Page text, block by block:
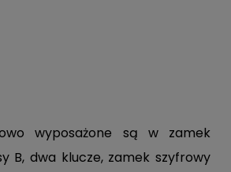
wyposażone są w zamek
B, dwa klucze, zamek szyfrowy